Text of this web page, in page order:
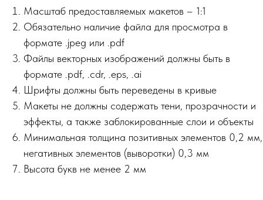
Масштаб предоставляемых макетов – 1:1
Обязательно наличие файла для просмотра в
формате .jpeg или .pdf
Файлы векторных изображений должны быть в
формате .pdf, .cdr, .eps, .ai
Шрифты должны быть переведены в кривые
Макеты не должны содержать тени, прозрачности и
эффекты, а также заблокированные слои и объекты
Минимальная толщина позитивных элементов 0,2 мм,
негативных элементов (выворотки) 0,3 мм
Высота букв не менее 2 мм